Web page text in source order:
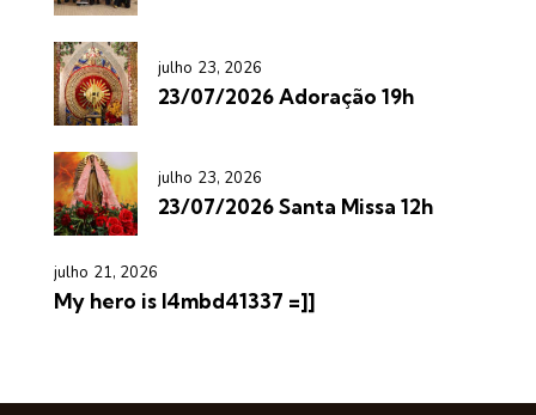
julho 23, 2026
23/07/2026 Adoração 19h
julho 23, 2026
23/07/2026 Santa Missa 12h
julho 21, 2026
My hero is l4mbd41337 =]]